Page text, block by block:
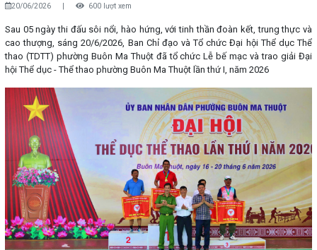
20/06/2026 | 600 lượt xem
Sau 05 ngày thi đấu sôi nổi, hào hứng, với tinh thần đoàn kết, trung thực và
cao thượng, sáng 20/6/2026, Ban Chỉ đạo và Tổ chức Đại hội Thể dục Thể
thao (TDTT) phường Buôn Ma Thuột đã tổ chức Lễ bế mạc và trao giải Đại
hội Thể dục - Thể thao phường Buôn Ma Thuột lần thứ I, năm 2026